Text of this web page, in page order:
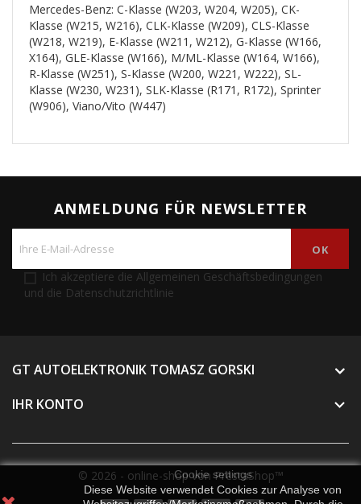
Mercedes-Benz: C-Klasse (W203, W204, W205), CK-
Klasse (W215, W216), CLK-Klasse (W209), CLS-Klasse
(W218, W219), E-Klasse (W211, W212), G-Klasse (W166,
X164), GLE-Klasse (W166), M/ML-Klasse (W164, W166),
R-Klasse (W251), S-Klasse (W200, W221, W222), SL-
Klasse (W230, W231), SLK-Klasse (R171, R172), Sprinter
(W906), Viano/Vito (W447)
ANMELDUNG FÜR NEWSLETTER
Ich akzeptiere die Allgemeinen Geschäftsbedingungen
und die Datenschutzrichtlinie
GT AUTOELEKTRONIK TOMASZ GORSKI
IHR KONTO

Cookie settings
Diese Website verwendet Cookies zur Analyse von
© 2026 - online-shop von PrestaShop™